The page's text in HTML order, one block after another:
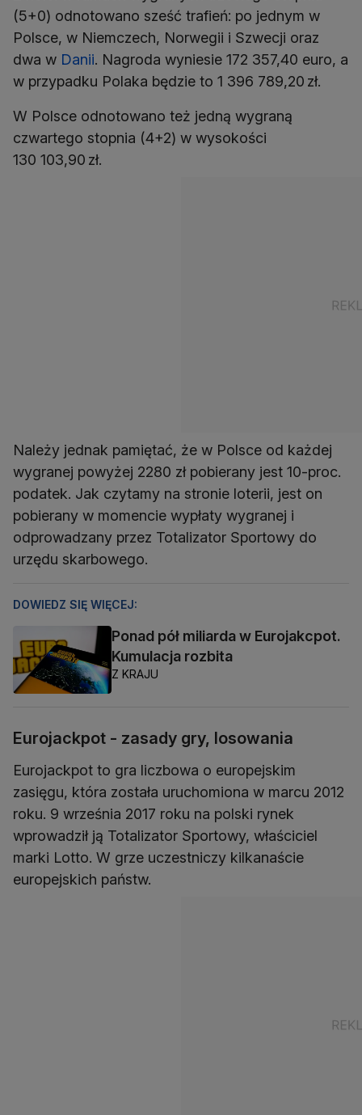
(5+0) odnotowano sześć trafień: po jednym w
Polsce, w Niemczech, Norwegii i Szwecji oraz
dwa w Danii. Nagroda wyniesie 172 357,40 euro, a
w przypadku Polaka będzie to 1 396 789,20 zł.
W Polsce odnotowano też jedną wygraną
czwartego stopnia (4+2) w wysokości
130 103,90 zł.
Należy jednak pamiętać, że w Polsce od każdej
wygranej powyżej 2280 zł pobierany jest 10-proc.
podatek. Jak czytamy na stronie loterii, jest on
pobierany w momencie wypłaty wygranej i
odprowadzany przez Totalizator Sportowy do
urzędu skarbowego.
DOWIEDZ SIĘ WIĘCEJ:
Ponad pół miliarda w Eurojakcpot.
Kumulacja rozbita
Z KRAJU
Eurojackpot - zasady gry, losowania
Eurojackpot to gra liczbowa o europejskim
zasięgu, która została uruchomiona w marcu 2012
roku. 9 września 2017 roku na polski rynek
wprowadził ją Totalizator Sportowy, właściciel
marki Lotto. W grze uczestniczy kilkanaście
europejskich państw.